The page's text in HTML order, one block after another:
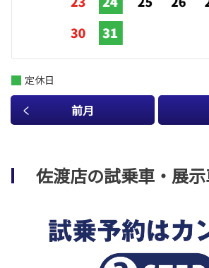
前月
定休日
佐渡店の試乗車・展